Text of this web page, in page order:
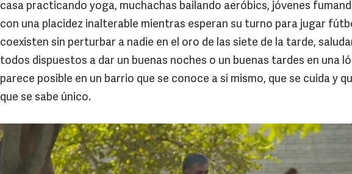
casa practicando yoga, muchachas bailando aeróbics, jóvenes
con una placidez inalterable mientras esperan su turno para jugar
coexisten sin perturbar a nadie en el oro de las siete de la tarde,
todos dispuestos a dar un buenas noches o un buenas tardes en una
parece posible en un barrio que se conoce a sí mismo, que se cuida y
que se sabe único.